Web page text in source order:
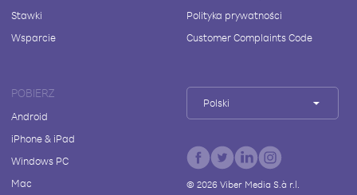
Stawki
Wsparcie
Polityka prywatności
Customer Complaints Code
POBIERZ
Android
iPhone & iPad
Windows PC
Mac
Polski
© 2026Viber Media S.à r.l.